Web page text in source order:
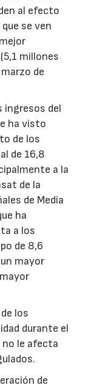
al efecto
se ven
millones
de
ingresos del
ha visto
de los
de 16,8
a la
de la
de Media
ha
a los
de 8,6
mayor
los
durante el
le afecta
de